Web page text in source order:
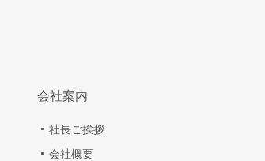
会社案内
社長ご挨拶
会社概要